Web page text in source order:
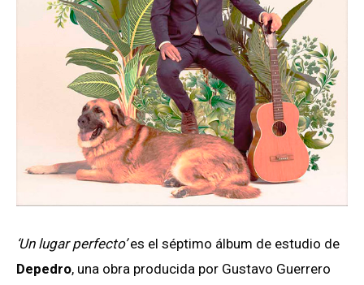
‘Un lugar perfecto’es el séptimo álbum de estudio de
Depedro, una obra producida por Gustavo Guerrero